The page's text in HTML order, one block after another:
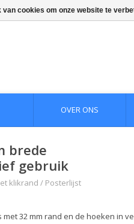
OVER ONS
brede
gebruik
klikrand / Posterlijst
32 mm rand en de hoeken in
cookies om onze website te